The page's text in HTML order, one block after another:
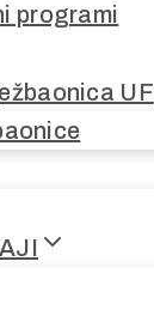
programi
UF